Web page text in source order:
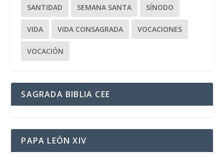
SANTIDAD SEMANA SANTA SÍNODO
VIDA VIDA CONSAGRADA VOCACIONES
VOCACIÓN
SAGRADA BIBLIA CEE
PAPA LEÓN XIV